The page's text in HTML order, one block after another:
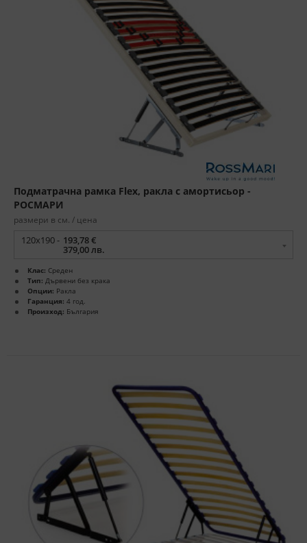
Подматрачна рамка Flex, ракла с амортисьор -
РОСМАРИ
размери в см. / цена
120x190 - 193,78 €
379,00 лв.
Клас: Среден
Тип: Дървени без крака
Опции: Ракла
Гаранция: 4 год.
Произход: България